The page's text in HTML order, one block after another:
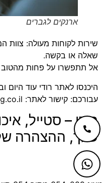
ארנקים לגברים
שירות לקוחות מעולה: צוות
שאלה או בקשה.
אל תתפשרו על פחות מהטוב
היכנסו לאתר רודי עוד
עבורכם: קישור לאתר: https://engraving.co.il
רודי – סטייל,
שלך, ההצהרה